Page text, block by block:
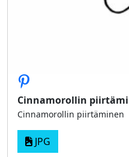
Cinnamorollin
Cinnamorollin piirtäminen
JPG